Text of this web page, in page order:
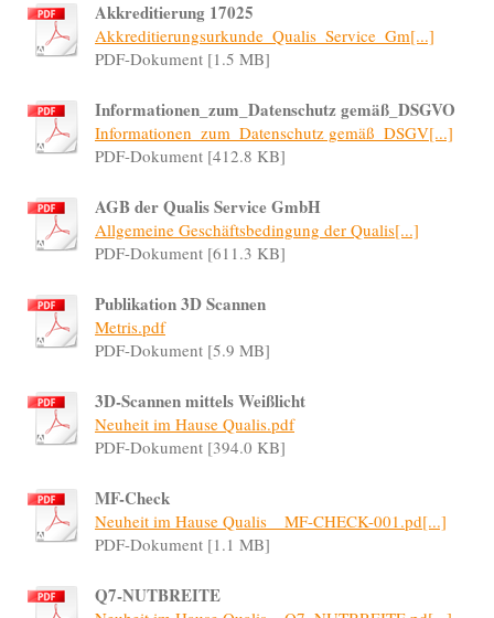
Akkreditierung 17025
Akkreditierungsurkunde_Qualis_Service_Gm[...]
PDF-Dokument [1.5 MB]
Informationen_zum_Datenschutz gemäß_DSGVO
Informationen_zum_Datenschutz gemäß_DSGV[...]
PDF-Dokument [412.8 KB]
AGB der Qualis Service GmbH
Allgemeine Geschäftsbedingung der Qualis[...]
PDF-Dokument [611.3 KB]
Publikation 3D Scannen
Metris.pdf
PDF-Dokument [5.9 MB]
3D-Scannen mittels Weißlicht
Neuheit im Hause Qualis.pdf
PDF-Dokument [394.0 KB]
MF-Check
Neuheit im Hause Qualis__MF-CHECK-001.pd[...]
PDF-Dokument [1.1 MB]
Q7-NUTBREITE